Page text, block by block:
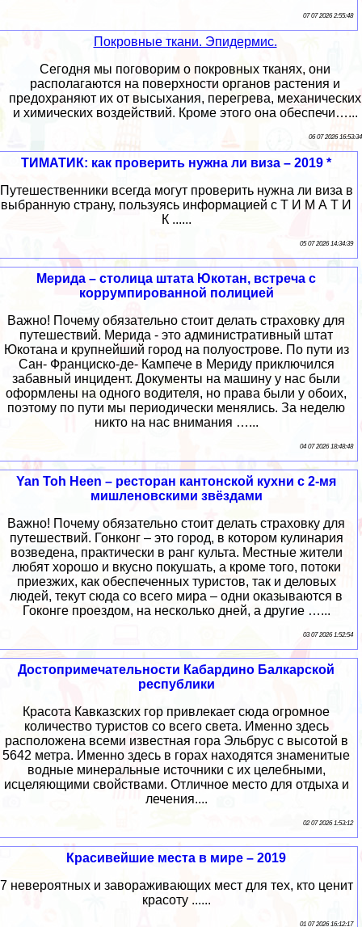
07 07 2026 2:55:48
Покровные ткани. Эпидермис.
Сегодня мы поговорим о покровных тканях, они
располагаются на поверхности органов растения и
пpeдoxpaняют их от высыхания, перегрева, механических
и химических воздействий. Кроме этого она обеспечи…...
06 07 2026 16:53:34
ТИМАТИК: как проверить нужна ли виза – 2019 *
Путешественники всегда могут проверить нужна ли виза в
выбранную страну, пользуясь информацией с Т И М А Т И
К ......
05 07 2026 14:34:39
Мерида – столица штата Юкотан, встреча с
коррумпированной полицией
Важно! Почему обязательно стоит делать страховку для
путешествий. Мерида - это административный штат
Юкотана и крупнейший город на полуострове. По пути из
Сан- Франциско-де- Кампече в Мериду приключился
забавный инцидент. Документы на машину у нас были
оформлены на одного водителя, но права были у обоих,
поэтому по пути мы периодически менялись. За неделю
никто на нас внимания …...
04 07 2026 18:48:48
Yan Toh Heen – ресторан кантонской кухни с 2-мя
мишленовскими звёздами
Важно! Почему обязательно стоит делать страховку для
путешествий. Гонконг – это город, в котором кулинария
возведена, практически в ранг культа. Местные жители
любят хорошо и вкусно покушать, а кроме того, потоки
приезжих, как обеспеченных туристов, так и деловых
людей, текут сюда со всего мира – одни оказываются в
Гоконге проездом, на несколько дней, а другие …...
03 07 2026 1:52:54
Достопримечательности Кабардино Балкарской
республики
Красота Кавказских гор привлекает сюда огромное
количество туристов со всего света. Именно здесь
расположена всеми известная гора Эльбрус с высотой в
5642 метра. Именно здесь в горах находятся знаменитые
водные минеральные источники с их целебными,
исцеляющими свойствами. Отличное место для отдыха и
лечения....
02 07 2026 1:53:12
Красивейшие места в мире – 2019
7 невероятных и завораживающих мест для тех, кто ценит
красоту ......
01 07 2026 16:12:17